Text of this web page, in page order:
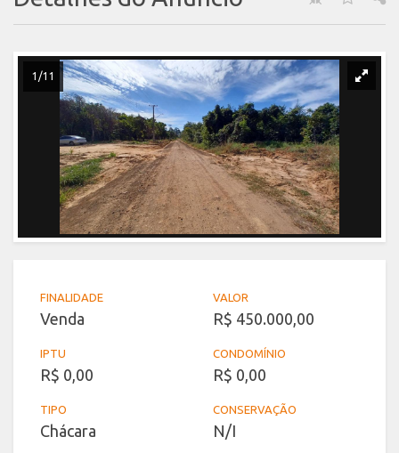
1/11
FINALIDADE
Venda
VALOR
R$ 450.000,00
IPTU
R$ 0,00
CONDOMÍNIO
R$ 0,00
TIPO
Chácara
CONSERVAÇÃO
N/I